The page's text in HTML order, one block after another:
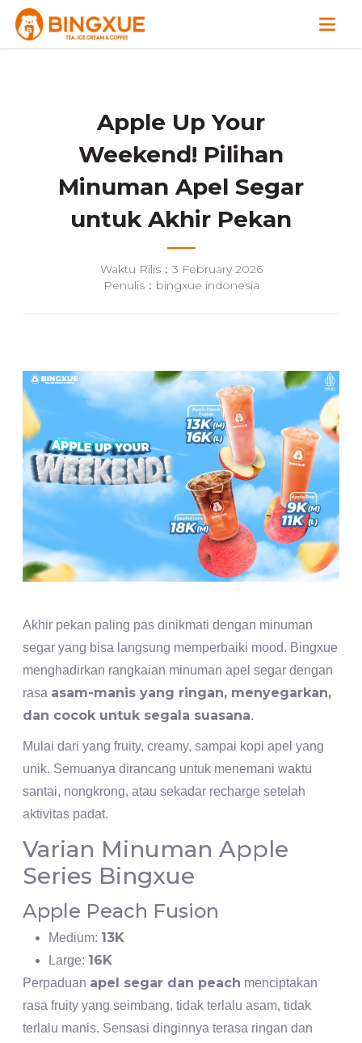
Apple Up Your
Weekend! Pilihan
Minuman Apel Segar
untuk Akhir Pekan
Waktu Rilis：3 February 2026
Penulis：bingxue indonesia
Akhir pekan paling pas dinikmati dengan minuman
segar yang bisa langsung memperbaiki mood. Bingxue
menghadirkan rangkaian minuman apel segar dengan
rasa asam-manis yang ringan, menyegarkan,
dan cocok untuk segala suasana.
Mulai dari yang fruity, creamy, sampai kopi apel yang
unik. Semuanya dirancang untuk menemani waktu
santai, nongkrong, atau sekadar recharge setelah
aktivitas padat.
Varian Minuman Apple
Series Bingxue
Apple Peach Fusion
Medium: 13K
Large: 16K
Perpaduan apel segar dan peach menciptakan
rasa fruity yang seimbang, tidak terlalu asam, tidak
terlalu manis. Sensasi dinginnya terasa ringan dan